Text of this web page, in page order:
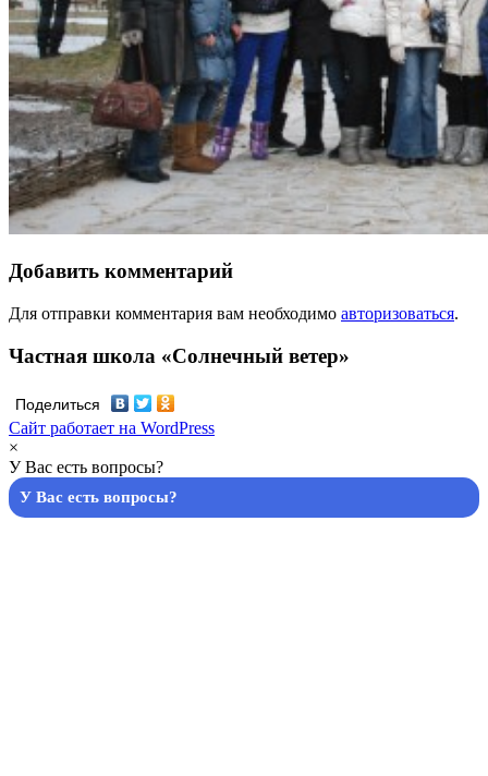
Добавить комментарий
Для отправки комментария вам необходимо авторизоваться.
Частная школа «Солнечный ветер»
Поделиться
Сайт работает на WordPress
×
У Вас есть вопросы?
У Вас есть вопросы?